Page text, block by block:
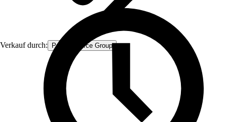
Verkauf durch: Procommerce Group